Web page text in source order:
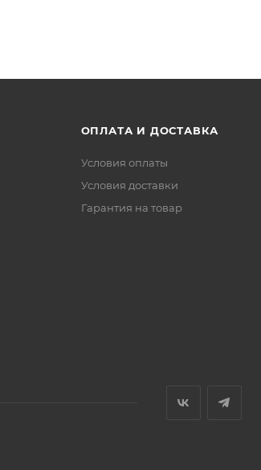
ОПЛАТА И ДОСТАВКА
Условия оплаты
Условия доставки
Гарантия на товар